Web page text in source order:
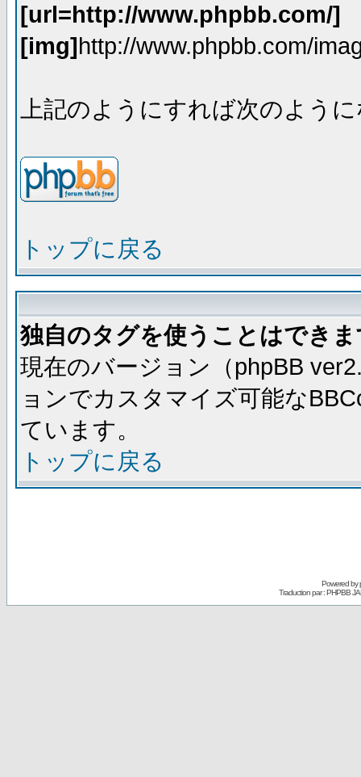
[url=http://www.phpbb.com/]
[img]http://www.phpbb.com/
上記のようにすれば次のよう
トップに戻る
独自のタグを使うことはでき
現在のバージョン（phpBB
ョンでカスタマイズ可能な
ています。
トップに戻る
Powered by
Traduction par : PHPBB